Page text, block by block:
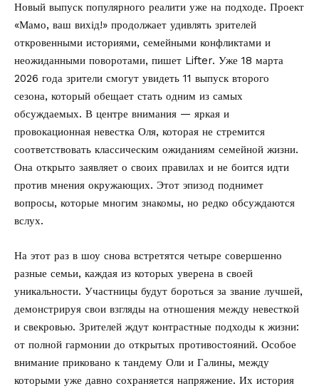
Новый выпуск популярного реалити уже на подходе. Проект
«Мамо, ваш вихід!» продолжает удивлять зрителей
откровенными историями, семейными конфликтами и
неожиданными поворотами, пишет Lifter. Уже 18 марта
2026 года зрители смогут увидеть 11 выпуск второго
сезона, который обещает стать одним из самых
обсуждаемых. В центре внимания — яркая и
провокационная невестка Оля, которая не стремится
соответствовать классическим ожиданиям семейной жизни.
Она открыто заявляет о своих правилах и не боится идти
против мнения окружающих. Этот эпизод поднимет
вопросы, которые многим знакомы, но редко обсуждаются
вслух.
На этот раз в шоу снова встретятся четыре совершенно
разные семьи, каждая из которых уверена в своей
уникальности. Участницы будут бороться за звание лучшей,
демонстрируя свои взгляды на отношения между невесткой
и свекровью. Зрителей ждут контрастные подходы к жизни:
от полной гармонии до открытых противостояний. Особое
внимание приковано к тандему Оли и Галины, между
которыми уже давно сохраняется напряжение. Их история